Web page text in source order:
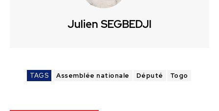
Julien SEGBEDJI
TAGS Assemblée nationale Député Togo